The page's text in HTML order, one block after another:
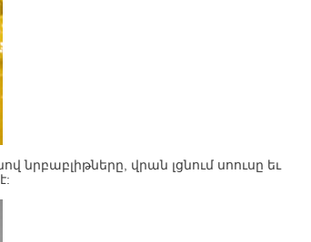
նրբաբլիթները, վրան լցնում սոուսը եւ